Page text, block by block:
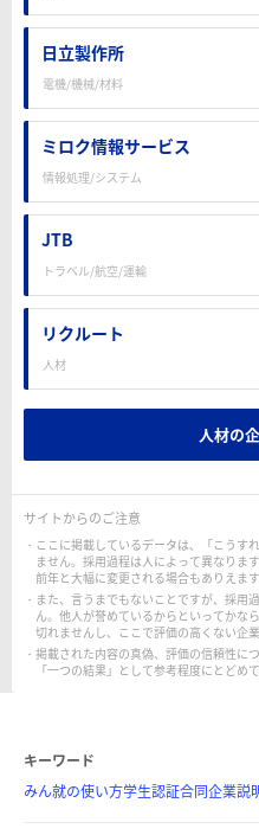
日立製作所
電機/機械/材料
ミロク情報サービス
情報処理/システム
JTB
トラベル/航空/運輸
リクルート
人材
人材の
サイトからのご注意
ここに掲載しているデータは、「こうす
ません。採用過程は人によって異なりま
前年と大幅に変更される場合もありえます
また、言うまでもないことですが、採用
ん。他人が誉めているからといってかな
切れませんし、ここで評価の高くない企
掲載された内容の真偽、評価の信頼性に
「一つの結果」として参考程度にとどめて
キーワード
みん就の使い方学生認証合同企業説